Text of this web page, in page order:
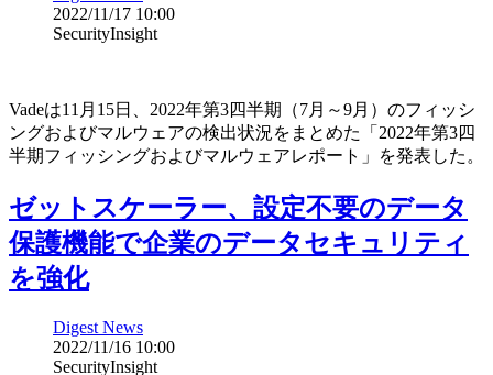
2022/11/17 10:00
SecurityInsight
Vadeは11月15日、2022年第3四半期（7月～9月）のフィッシ
ングおよびマルウェアの検出状況をまとめた「2022年第3四
半期フィッシングおよびマルウェアレポート」を発表した。
ゼットスケーラー、設定不要のデータ
保護機能で企業のデータセキュリティ
を強化
Digest News
2022/11/16 10:00
SecurityInsight